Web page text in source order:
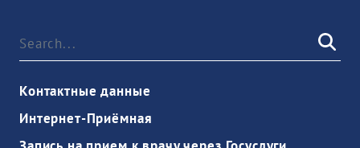
Контактные данные
Интернет-Приёмная